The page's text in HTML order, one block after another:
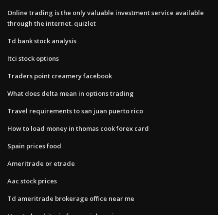
Online trading is the only valuable investment service available
through the internet. quizlet
Td bank stock analysis
Itci stock options
Traders point creamery facebook
What does delta mean in options trading
Travel requirements to san juan puerto rico
How to load money in thomas cook forex card
Spain prices food
Ameritrade or etrade
Aac stock prices
Td ameritrade brokerage office near me